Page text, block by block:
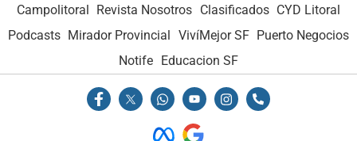
Campolitoral Revista Nosotros Clasificados CYD Litoral
Podcasts Mirador Provincial VivíMejor SF Puerto Negocios
Notife Educacion SF